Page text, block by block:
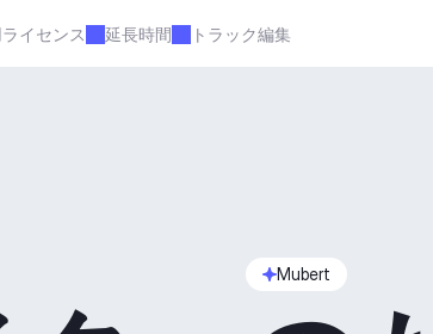
イセンス 延長時間 トラック編集
Mubert